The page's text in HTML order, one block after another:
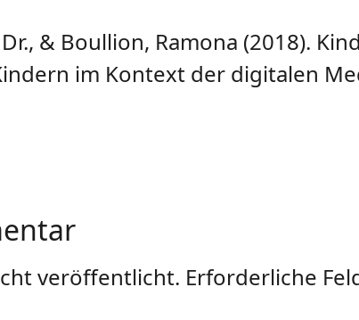
& Boullion, Ramona (2018).
im Kontext der digitalen
veröffentlicht. Erforderliche